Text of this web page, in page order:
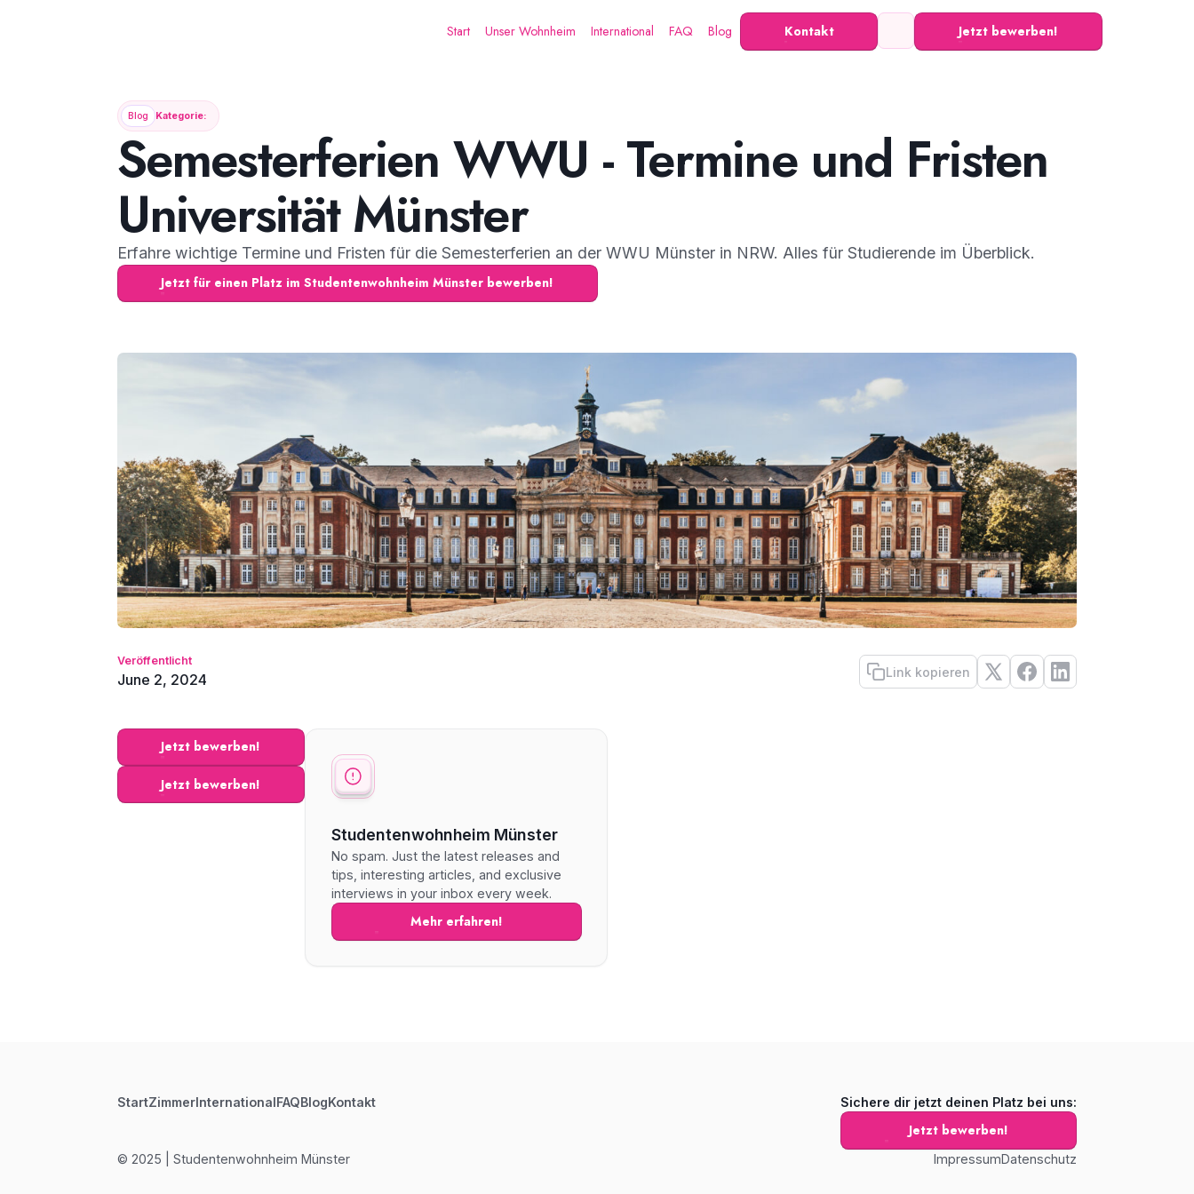
Start Unser Wohnheim International FAQ Blog Kontakt Jetzt bewerben!
Blog Kategorie:
Semesterferien WWU - Termine und Fristen
Universität Münster
Erfahre wichtige Termine und Fristen für die Semesterferien an der WWU Münster in NRW. Alles für Studierende im Überblick.
Jetzt für einen Platz im Studentenwohnheim Münster bewerben!
Veröffentlicht
June 2, 2024 Link kopieren
Jetzt bewerben!
Jetzt bewerben!
Studentenwohnheim Münster
No spam. Just the latest releases and
tips, interesting articles, and exclusive
interviews in your inbox every week.
Mehr erfahren!
StartZimmerInternationalFAQBlogKontakt Sichere dir jetzt deinen Platz bei uns:
Jetzt bewerben!
© 2025 | Studentenwohnheim Münster ImpressumDatenschutz